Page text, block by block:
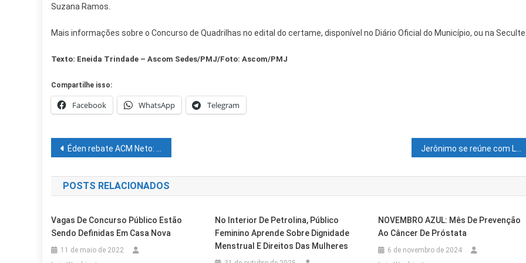
Suzana Ramos.
Mais informações sobre o Concurso de Quadrilhas no edital do certame, disponível no Diário Oficial do Município, ou na
Texto: Eneida Trindade – Ascom Sedes/PMJ/Foto: Ascom/PMJ
Compartilhe isso:
Facebook WhatsApp Telegram
Navegação
de
Post
Éden rebate ACM Neto: “É por essa postura que ele tem a liderança como oposição questionada”
POSTS RELACIONADOS
Vagas De Concurso Público Estão
Sendo Definidas Em Casa Nova
11 de maio de 2022
No Interior De Petrolina, Público
Feminino Aprende Sobre Dignidade
Menstrual E Direitos Das Mulheres
NOVEMBRO AZUL: Mês De Prevenção
Ao Câncer De Próstata
6 de novembro de 2024